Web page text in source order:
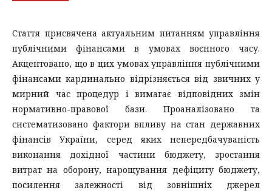
Стаття присвячена актуальним питанням управління
публічними фінансами в умовах воєнного часу.
Акцентовано, що в цих умовах управління публічними
фінансами кардинально відрізняється від звичних у
мирний час процедур і вимагає відповідних змін
нормативно-правової бази. Проаналізовано та
систематизовано фактори впливу на стан державних
фінансів України, серед яких непередбачуваність
виконання дохідної частини бюджету, зростання
витрат на оборону, нарощування дефіциту бюджету,
посилення залежності від зовнішніх джерел